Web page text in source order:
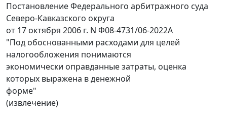
Постановление Федерального арбитражного суда
Северо-Кавказского округа
от 17 октября 2006 г. N Ф08-4731/06-2022А
"Под обоснованными расходами для целей
налогообложения понимаются
экономически оправданные затраты, оценка
которых выражена в денежной
форме"
(извлечение)